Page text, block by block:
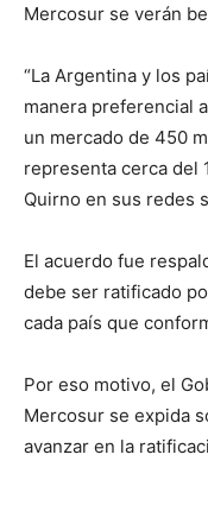
Mercosur se verán
“La Argentina y los
manera preferencial
un mercado de 450
representa cerca del
Quirno en sus redes
El acuerdo fue
debe ser ratificado
cada país que
Por eso motivo, el
Mercosur se expida
avanzar en la